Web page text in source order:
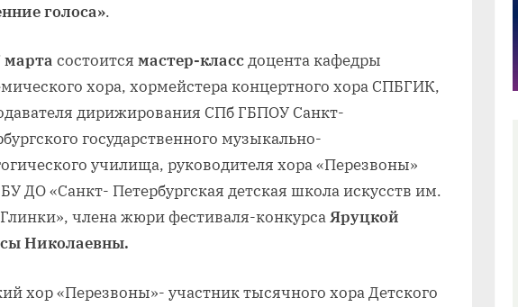
голоса».
марта состоится мастер-классдоцента кафедры
хора, хормейстера концертного хора СПБГИК,
дирижирования СПб ГБПОУ Санкт-
государственного музыкально-
училища, руководителя хора «Перезвоны»
ДО «Санкт- Петербургская детская школа искусств им.
члена жюри фестиваля-конкурсаЯруцкой
Николаевны.
хор «Перезвоны»- участник тысячного хора Детского